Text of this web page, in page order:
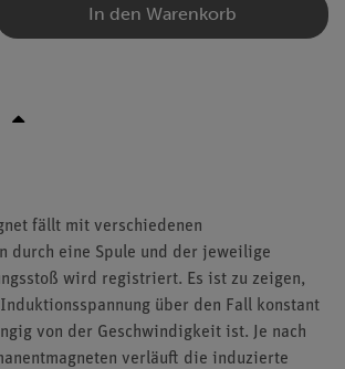
In den Warenkorb
fällt mit verschiedenen
durch eine Spule und der jeweilige
wird registriert. Es ist zu zeigen,
über den Fall konstant
von der Geschwindigkeit ist. Je nach
verläuft die induzierte